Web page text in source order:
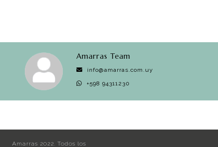
Amarras Team
info@amarras.com.uy
+598 94311230
Amarras 2022. Todos los